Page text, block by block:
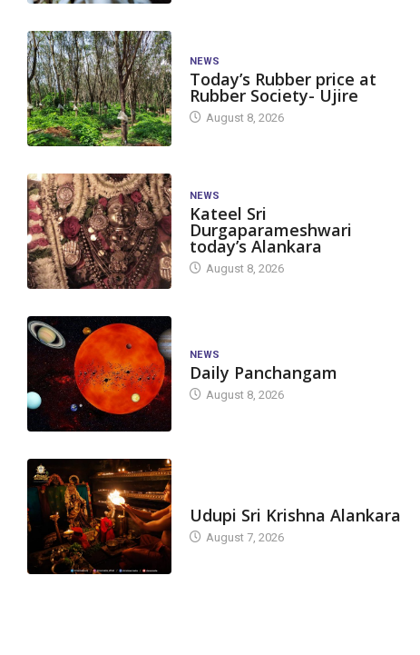
NEWS
Today’s Rubber price at
Rubber Society- Ujire
August 8, 2026
NEWS
Kateel Sri
Durgaparameshwari
today’s Alankara
August 8, 2026
NEWS
Daily Panchangam
August 8, 2026
Udupi Sri Krishna Alankara
August 7, 2026